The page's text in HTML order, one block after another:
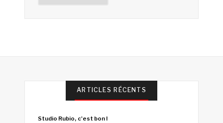
ARTICLES RÉCENTS
Studio Rubio, c'est bon !